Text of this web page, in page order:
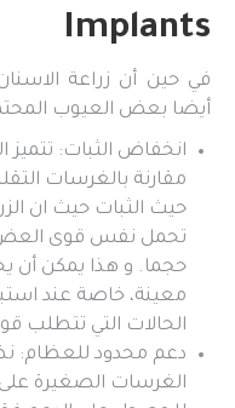
Implants
في حين أن زراعة
أيضا بعض العيوب
انخفاض الثبات:
مقارنة بالغرسات
حيث الثبات حيث ان
تحمل نفس قوى العض
حجما. و هذا يمكن أن
معينة، خاصة عند
الحالات التي تتطلب
دعم محدود للعظام:
الغرسات الصغيرة